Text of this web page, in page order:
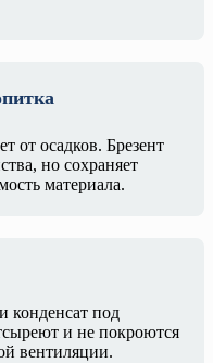
от осадков. Брезент
но сохраняет
материала.
конденсат под
и не покроются
вентиляции.